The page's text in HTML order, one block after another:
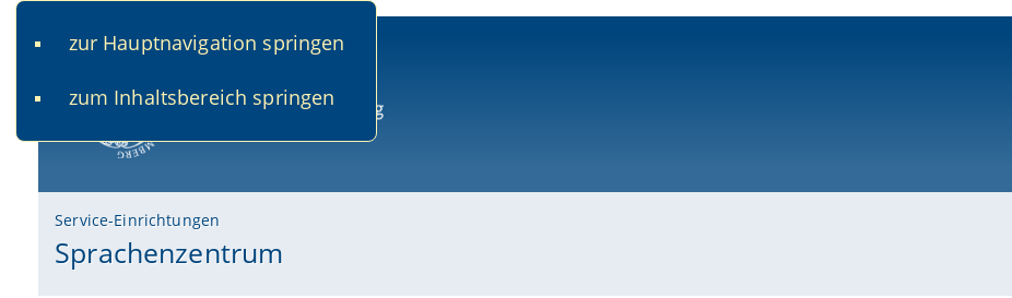
zur Hauptnavigation springen
zum Inhaltsbereich springen
Service-Einrichtungen
Sprachenzentrum